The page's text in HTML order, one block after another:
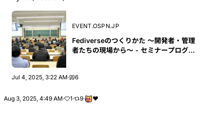
EVENT.OSPN.JP
Fediverseのつくりかた 〜開発者・管理
者たちの現場から〜 - セミナープログラ
Jul 4, 2025, 3:22 AM· 6
Aug 3, 2025, 4:49 AM· 1· 9· ❤️